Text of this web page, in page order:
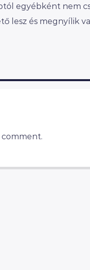
egyébként nem
lesz és megnyílik
comment.